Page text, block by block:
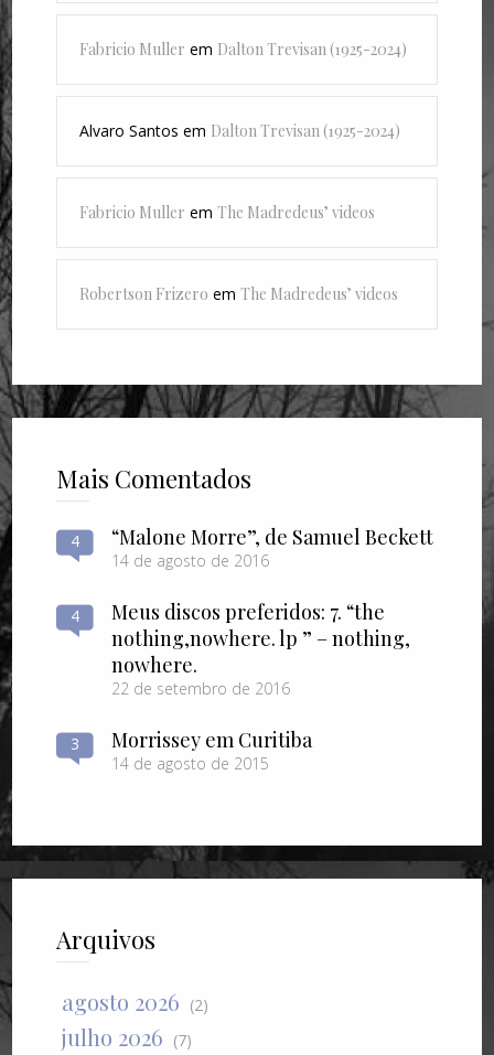
Fabricio Muller em Dalton Trevisan (1925-2024)
Alvaro Santos em Dalton Trevisan (1925-2024)
Fabricio Muller emThe Madredeus’ videos
Robertson Frizero emThe Madredeus’ videos
Mais Comentados
4 “Malone Morre”, de Samuel Beckett
14 de agosto de 2016
4
Meus discos preferidos: 7. “the
nothing​,​nowhere. lp ” – nothing​,​
nowhere.
22 de setembro de 2016
3 Morrissey em Curitiba
14 de agosto de 2015
Arquivos
agosto 2026 (2)
julho 2026 (7)